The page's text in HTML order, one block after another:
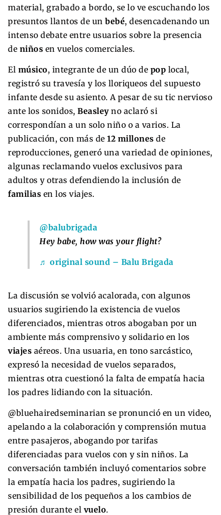
material, grabado a bordo, se lo ve escuchando los
presuntos llantos de un bebé, desencadenando un
intenso debate entre usuarios sobre la presencia
de niños en vuelos comerciales.
El músico, integrante de un dúo de pop local,
registró su travesía y los lloriqueos del supuesto
infante desde su asiento. A pesar de su tic nervioso
ante los sonidos, Beasleyno aclaró si
correspondían a un solo niño o a varios. La
publicación, con más de 12 millones de
reproducciones, generó una variedad de opiniones,
algunas reclamando vuelos exclusivos para
adultos y otras defendiendo la inclusión de
familias en los viajes.
@balubrigada
Hey babe, how was your flight?
♬ original sound – Balu Brigada
La discusión se volvió acalorada, con algunos
usuarios sugiriendo la existencia de vuelos
diferenciados, mientras otros abogaban por un
ambiente más comprensivo y solidario en los
viajes aéreos. Una usuaria, en tono sarcástico,
expresó la necesidad de vuelos separados,
mientras otra cuestionó la falta de empatía hacia
los padres lidiando con la situación.
@bluehairedseminarian se pronunció en un video,
apelando a la colaboración y comprensión mutua
entre pasajeros, abogando por tarifas
diferenciadas para vuelos con y sin niños. La
conversación también incluyó comentarios sobre
la empatía hacia los padres, sugiriendo la
sensibilidad de los pequeños a los cambios de
presión durante el vuelo.